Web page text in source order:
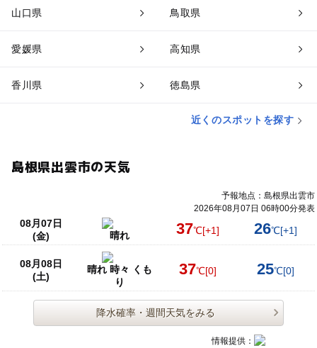
山口県 鳥取県
愛媛県 高知県
香川県 徳島県
近くのスポットを探す
島根県出雲市の天気
予報地点：島根県出雲市
2026年08月07日 06時00分発表
08月07日
(金)
晴れ 37℃[+1] 26℃[+1]
08月08日
(土)
晴れ 時々 くも
り
37℃[0] 25℃[0]
降水確率・週間天気をみる
情報提供：